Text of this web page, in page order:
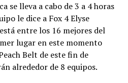
se lleva a cabo de 3 a 4 horas
le dice a Fox 4 Elyse
entre los 16 mejores del
lugar en este momento
Belt de este fin de
alrededor de 8 equipos.